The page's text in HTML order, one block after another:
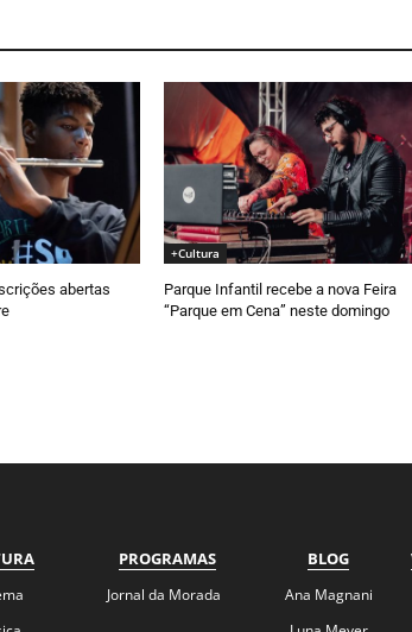
abertas
+Cultura
Parque Infantil recebe a nova Feira
“Parque em Cena” neste domingo
PROGRAMAS
Jornal da Morada
BLOG
Ana Magnani